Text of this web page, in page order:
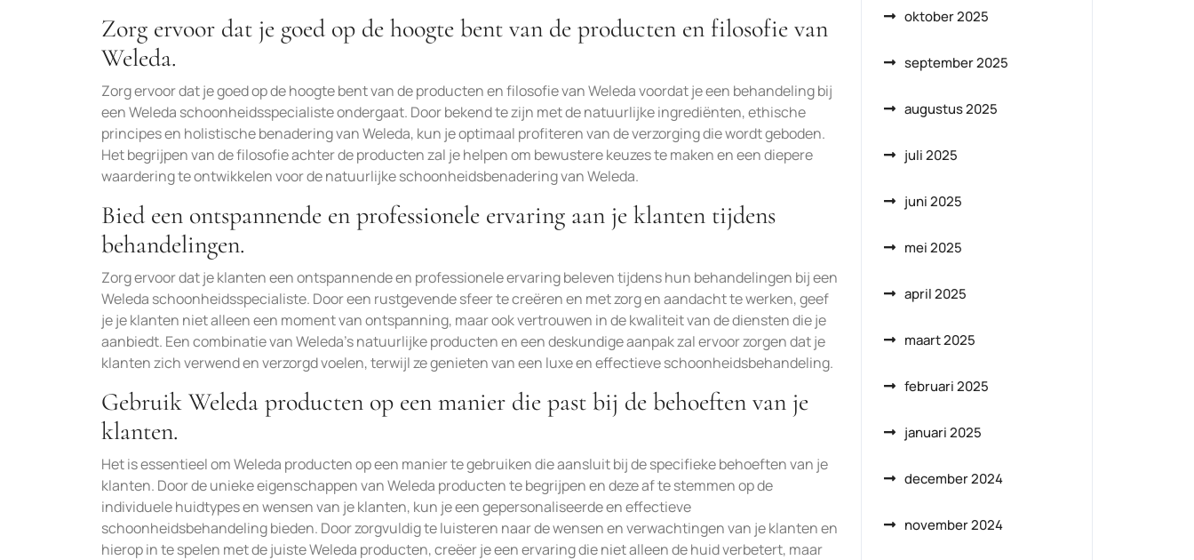
Zorg ervoor dat je goed op de hoogte bent van de producten en filosofie van
Weleda.
Zorg ervoor dat je goed op de hoogte bent van de producten en filosofie van Weleda voordat je een behandeling bij
een Weleda schoonheidsspecialiste ondergaat. Door bekend te zijn met de natuurlijke ingrediënten, ethische
principes en holistische benadering van Weleda, kun je optimaal profiteren van de verzorging die wordt geboden.
Het begrijpen van de filosofie achter de producten zal je helpen om bewustere keuzes te maken en een diepere
waardering te ontwikkelen voor de natuurlijke schoonheidsbenadering van Weleda.
Bied een ontspannende en professionele ervaring aan je klanten tijdens
behandelingen.
Zorg ervoor dat je klanten een ontspannende en professionele ervaring beleven tijdens hun behandelingen bij een
Weleda schoonheidsspecialiste. Door een rustgevende sfeer te creëren en met zorg en aandacht te werken, geef
je je klanten niet alleen een moment van ontspanning, maar ook vertrouwen in de kwaliteit van de diensten die je
aanbiedt. Een combinatie van Weleda’s natuurlijke producten en een deskundige aanpak zal ervoor zorgen dat je
klanten zich verwend en verzorgd voelen, terwijl ze genieten van een luxe en effectieve schoonheidsbehandeling.
Gebruik Weleda producten op een manier die past bij de behoeften van je
klanten.
Het is essentieel om Weleda producten op een manier te gebruiken die aansluit bij de specifieke behoeften van je
klanten. Door de unieke eigenschappen van Weleda producten te begrijpen en deze af te stemmen op de
individuele huidtypes en wensen van je klanten, kun je een gepersonaliseerde en effectieve
schoonheidsbehandeling bieden. Door zorgvuldig te luisteren naar de wensen en verwachtingen van je klanten en
hierop in te spelen met de juiste Weleda producten, creëer je een ervaring die niet alleen de huid verbetert, maar
oktober 2025
september 2025
augustus 2025
juli 2025
juni 2025
mei 2025
april 2025
maart 2025
februari 2025
januari 2025
december 2024
november 2024